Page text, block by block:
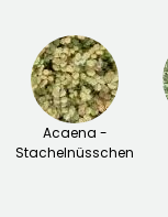
Acaena -
Stachelnüsschen